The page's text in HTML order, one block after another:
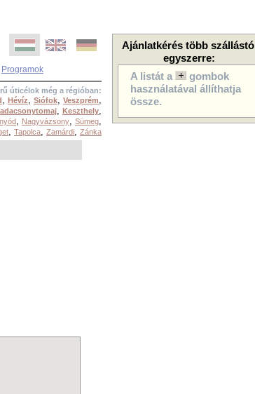
Ajánlatkérés több szállástól
egyszerre:
A listát a
gombok
használatával állíthatja
össze.
Programok
úticélok még a régióban:
, Hévíz, Siófok, Veszprém,
, Keszthely,
, Nagyvázsony, Sümeg,
, Tapolca, Zamárdi, Zánka